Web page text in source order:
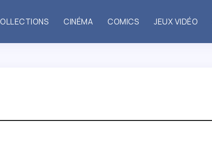
CINÉMA COMICS JEUX VIDÉO